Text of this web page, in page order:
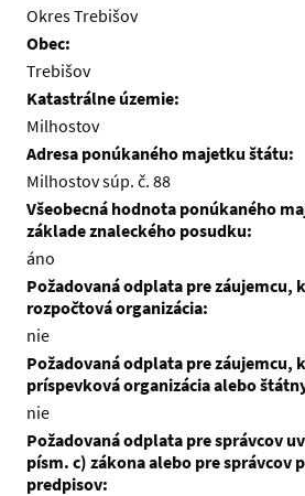
Okres Trebišov
Obec:
Trebišov
Katastrálne územie:
Milhostov
Adresa ponúkaného majetku štátu:
Milhostov súp. č. 88
Všeobecná hodnota ponúkaného
základe znaleckého posudku:
áno
Požadovaná odplata pre záujemcu,
rozpočtová organizácia:
nie
Požadovaná odplata pre záujemcu,
príspevková organizácia alebo
nie
Požadovaná odplata pre správcov
písm. c) zákona alebo pre správcov
predpisov: